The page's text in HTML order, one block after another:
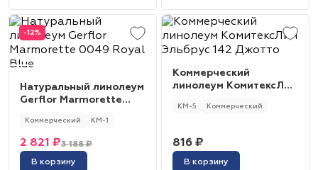
-12%
Натуральный линолеум
Gerflor Marmorette
Коммерческий КМ-1
3 188 ₽
2 821 ₽
В корзину
Коммерческий
линолеум КомитексЛин
КМ-5 Коммерческий
816 ₽
В корзину